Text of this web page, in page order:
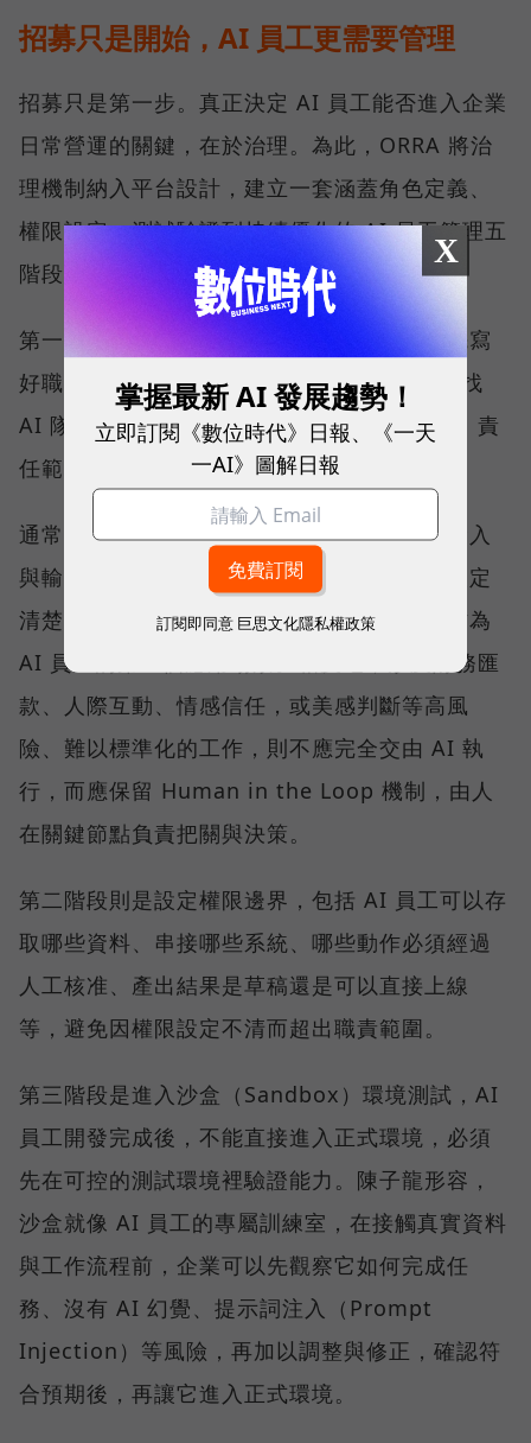
招募只是開始，AI 員工更需要管理
招募只是第一步。真正決定 AI 員工能否進入企業
日常營運的關鍵，在於治理。為此，ORRA 將治
理機制納入平台設計，建立一套涵蓋角色定義、
權限設定、測試驗證到持續優化的 AI 員工管理五
階段。
第一階段是定義角色，如同招募人才前必須先寫
好職務說明（Job Description），企業在尋找
AI 隊友前，也必須先清楚界定它的工作內容、責
任範圍與目標，再進入招募階段。
通常具備「高頻率、重複性高」、「有明確輸入
與輸出」、「可用數據評估品質」及「可以設定
清楚權限與邊界」四項特性的工作，最適合作為
AI 員工的第一個應用場景。相反地，涉及財務匯
款、人際互動、情感信任，或美感判斷等高風
險、難以標準化的工作，則不應完全交由 AI 執
行，而應保留 Human in the Loop 機制，由人
在關鍵節點負責把關與決策。
第二階段則是設定權限邊界，包括 AI 員工可以存
取哪些資料、串接哪些系統、哪些動作必須經過
人工核准、產出結果是草稿還是可以直接上線
等，避免因權限設定不清而超出職責範圍。
第三階段是進入沙盒（Sandbox）環境測試，AI
員工開發完成後，不能直接進入正式環境，必須
先在可控的測試環境裡驗證能力。陳子龍形容，
沙盒就像 AI 員工的專屬訓練室，在接觸真實資料
與工作流程前，企業可以先觀察它如何完成任
務、沒有 AI 幻覺、提示詞注入（Prompt
Injection）等風險，再加以調整與修正，確認符
合預期後，再讓它進入正式環境。
X
掌握最新 AI 發展趨勢！
立即訂閱《數位時代》日報、《一天
一AI》圖解日報
訂閱即同意 巨思文化隱私權政策